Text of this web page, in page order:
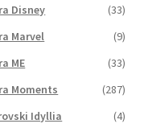
Disney
(33)
Marvel
(9)
ME
(33)
Moments
(287)
Idyllia
(4)